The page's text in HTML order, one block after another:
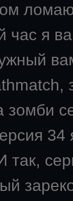
час я
так,